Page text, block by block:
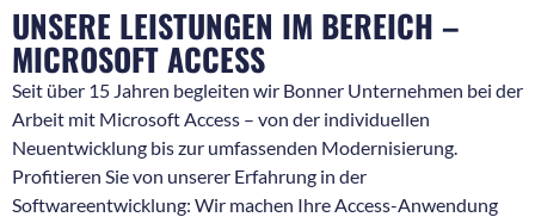
UNSERE LEISTUNGEN IM BEREICH –
MICROSOFT ACCESS
Seit über 15 Jahren begleiten wir Bonner Unternehmen bei der
Arbeit mit Microsoft Access – von der individuellen
Neuentwicklung bis zur umfassenden Modernisierung.
Profitieren Sie von unserer Erfahrung in der
Softwareentwicklung: Wir machen Ihre Access-Anwendung